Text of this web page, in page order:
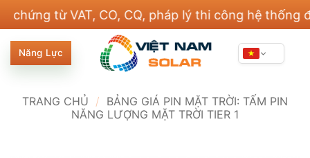
nội
dung
từ VAT, CO, CQ, pháp lý thi công hệ thống điện
Năng Lực
TRANG CHỦ / BẢNG GIÁ PIN MẶT TRỜI: TẤM PIN
NĂNG LƯỢNG MẶT TRỜI TIER 1